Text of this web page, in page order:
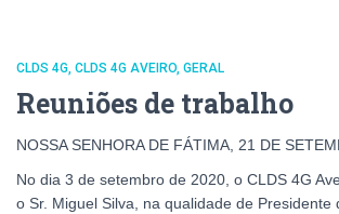
CLDS 4G CLDS 4G AVEIRO GERAL
Reuniões de trabalho
NOSSA SENHORA DE FÁTIMA, 21 DE
No dia 3 de setembro de 2020, o CLDS 4G
o Sr. Miguel Silva, na qualidade de Presidente